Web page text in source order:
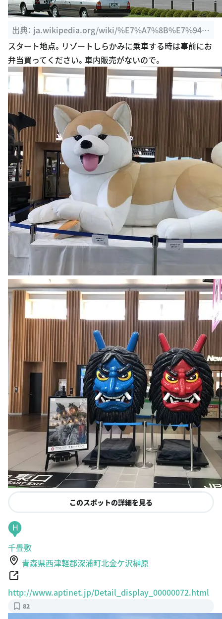
出典： ja.wikipedia.org/wiki/%E7%A7%8B%E7%94%
B0%E9%A7%85
スタート地点。リゾートしらかみに乗車する時は事前にお
弁当買ってください。車内販売がないので。
このスポットの詳細を見る
H
千畳敷
青森県西津軽郡深浦町北金ケ沢榊原
http://www.aptinet.jp/Detail_display_00000072.html
82